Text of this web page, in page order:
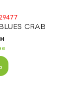
CRAB